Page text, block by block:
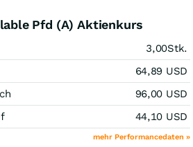
Pfd (A) Aktienkurs
3,00Stk.
64,89 USD
96,00 USD
44,10 USD
mehr Performancedaten »